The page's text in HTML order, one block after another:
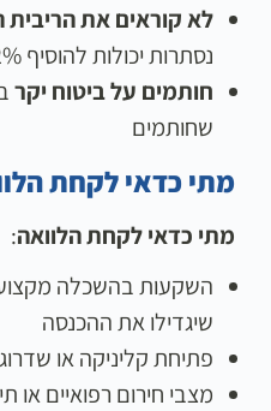
לא קוראים את
נסתרות יכולות להוסיף 2%-3%
חותמים על ביטוח יקר
שחותמים
מתי כדאי לקחת
מתי כדאי לקחת הלוואה:
השקעות בהשכלה
שיגדילו את ההכנסה
פתיחת קליניקה או שדרוג
מצבי חירום רפואיים או